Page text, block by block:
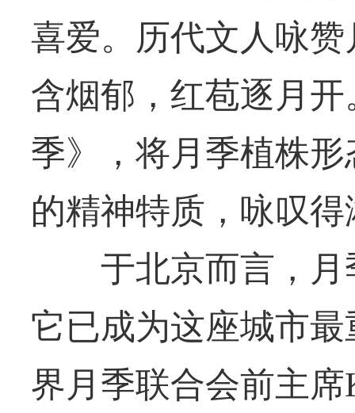
喜爱。历代文人咏
含烟郁，红苞逐月
季》，将月季植株
的精神特质，咏叹
于北京而言，月
它已成为这座城市
界月季联合会前主